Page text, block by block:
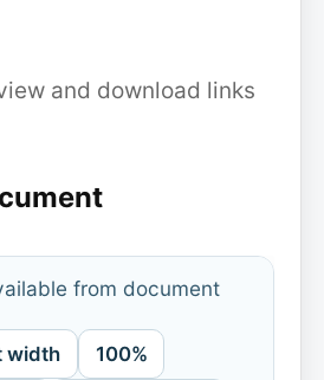
and download links
from document
width 100%